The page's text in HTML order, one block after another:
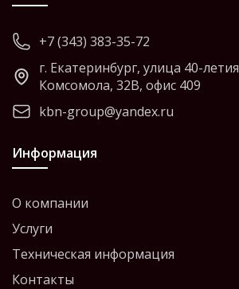
+7 (343) 383-35-72
г. Екатеринбург, улица 40-летия
Комсомола, 32В, офис 409
kbn-group@yandex.ru
Информация
О компании
Услуги
Техническая информация
Контакты